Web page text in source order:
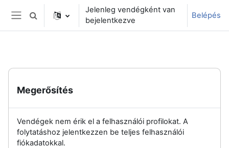
Tovább a fő tartalomhoz
Oldalpanel
Keresési bemeneti adatok váltása
Jelenleg vendégként van
bejelentkezve
Belépés
Megerősítés
Vendégek nem érik el a felhasználói profilokat. A
folytatáshoz jelentkezzen be teljes felhasználói
fiókadatokkal.